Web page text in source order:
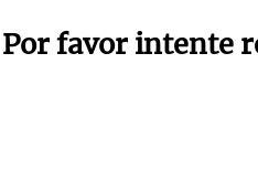
Por favor intente